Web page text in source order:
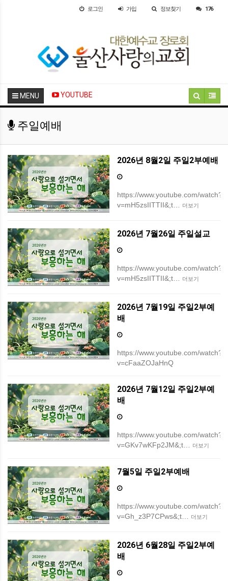
로그인 가입 정보찾기 176
MENU YOUTUBE
주일예배
2026년 8월2일 주일2부예배
https://www.youtube.com/watch?
v=mH5zsIITTII&;t…
더보기
2026년 7월26일 주일설교
https://www.youtube.com/watch?
v=mH5zsIITTII&;t…
더보기
2026년 7월19일 주일2부예
배
https://www.youtube.com/watch?
v=cFaaZOJaHnQ
2026년 7월12일 주일2부예
배
https://www.youtube.com/watch?
v=GKv7wKFp2JM&;t…
더보기
7월5일 주일2부예배
https://www.youtube.com/watch?
v=Gh_z3P7CPws&;t…
더보기
2026년 6월28일 주일2부예
배